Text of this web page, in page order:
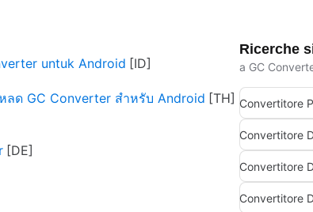
untuk Android
ลด GC Converter สำหรับ Android
Ricerche
a GC
Convertitore
Convertitore
Convertitore
Convertitore